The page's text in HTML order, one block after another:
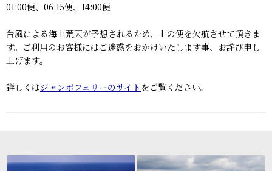
01:00便、06:15便、14:00便
台風による海上荒天が予想されるため、上の便を欠航させて頂きま
す。ご利用のお客様にはご迷惑をおかけいたします事、お詫び申し
上げます。
詳しくはジャンボフェリーのサイト をご覧ください。